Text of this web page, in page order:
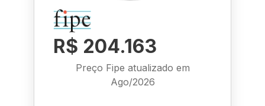
R$ 204.163
Preço Fipe atualizado em
Ago/2026